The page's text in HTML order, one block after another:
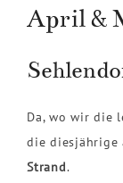
April &
Da, wo wir die
die diesjährige
Strand.